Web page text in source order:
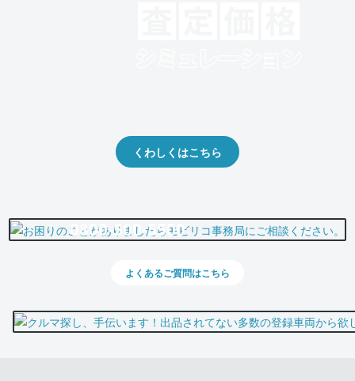
くわしくはこちら
0800-500-5500
よくあるご質問はこちら